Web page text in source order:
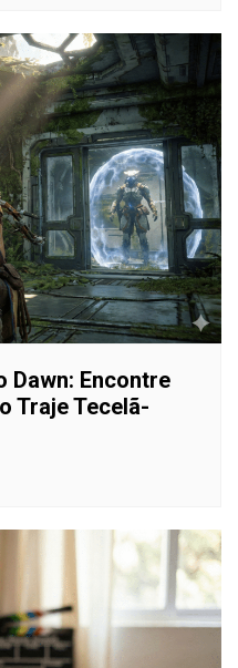
Dawn: Encontre
Traje Tecelã-